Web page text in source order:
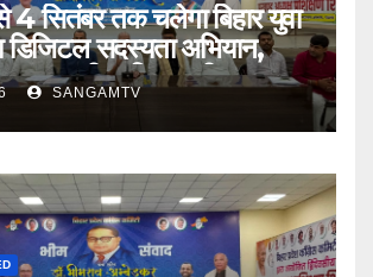
सितंबर तक चलेगा बिहार युवा
सदस्यता अभियान,
चुनाव की प्रक्रिया भी शुरू
SANGAMTV